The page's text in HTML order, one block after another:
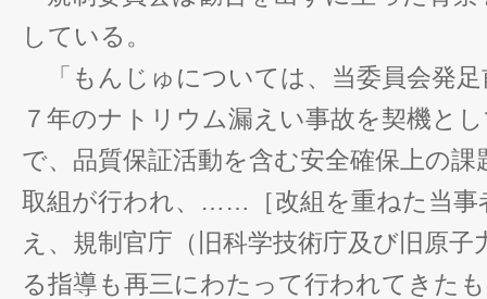
している。
「もんじゅについては、当委員会発
７年のナトリウム漏えい事故を契機と
で、品質保証活動を含む安全確保上の
取組が行われ、……［改組を重ねた当事
え、規制官庁（旧科学技術庁及び旧原子
る指導も再三にわたって行われてきた